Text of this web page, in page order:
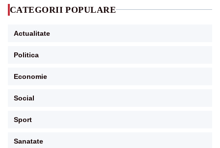
CATEGORII POPULARE
Actualitate
Politica
Economie
Social
Sport
Sanatate